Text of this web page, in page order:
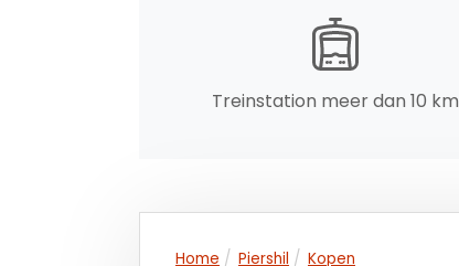
Sectie: C
Vraagprijs: € 299.000,- k.k. excl. BTW.
Treinstation meer dan 10 km
Home Piershil Kopen